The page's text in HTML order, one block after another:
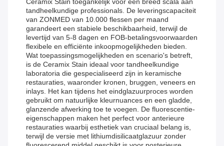
Ceramix Stain toegankelijk voor een breed scala aan
tandheelkundige professionals. De leveringscapaciteit
van ZONMED van 10.000 flessen per maand
garandeert een stabiele beschikbaarheid, terwijl de
levertijd van 5-8 dagen en FOB-betalingsvoorwaarden
flexibele en efficiënte inkoopmogelijkheden bieden.
Wat toepassingsmogelijkheden en scenario's betreft,
is de Ceramix Stain ideaal voor tandheelkundige
laboratoria die gespecialiseerd zijn in keramische
restauraties, waaronder kronen, bruggen, veneers en
inlays. Het kan tijdens het eindglazuurproces worden
gebruikt om natuurlijke kleurnuances en een gladde,
glanzende afwerking toe te voegen. De fluorescentie-
eigenschappen maken het perfect voor anterieure
restauraties waarbij esthetiek van cruciaal belang is,
terwijl de versie met lithiumdisilicaatglazuur zonder